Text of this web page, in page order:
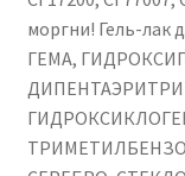
моргни! Гель-лак
ГЕМА,